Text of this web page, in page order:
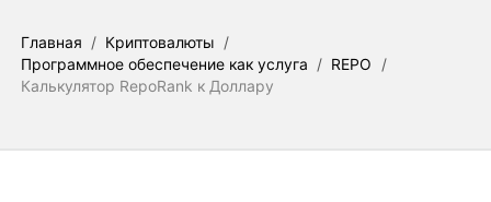
Главная / Криптовалюты /
Программное обеспечение как услуга / REPO
/
Калькулятор RepoRank к Доллару